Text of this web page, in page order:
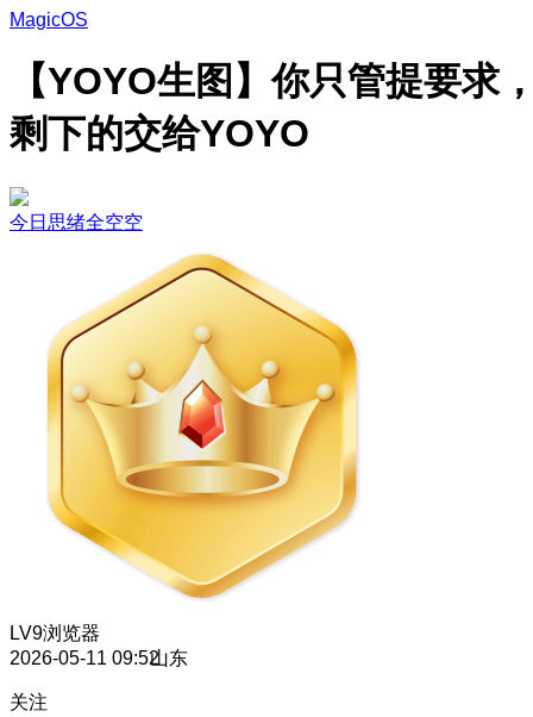
MagicOS
【YOYO生图】你只管提要求
剩下的交给YOYO
今日思绪全空空
LV9浏览器
2026-05-11 09:52山东
关注